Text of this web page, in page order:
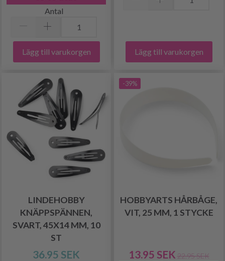
Antal
Lägg till varukorgen Lägg till varukorgen
LINDEHOBBY
KNÄPPSPÄNNEN,
SVART, 45X14 MM, 10
ST
36.95 SEK
-39%
HOBBYARTS HÅRBÅGE,
VIT, 25 MM, 1 STYCKE
13.95 SEK 22.95 SEK